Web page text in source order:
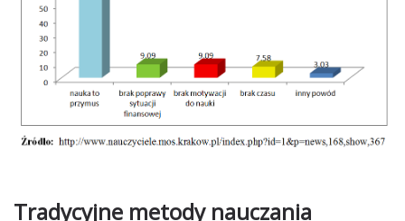
Tradycyjne metody nauczania